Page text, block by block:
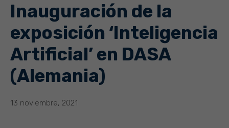
Inauguración de la
exposición ‘Inteligencia
Artificial’ en DASA
(Alemania)
13 noviembre, 2021